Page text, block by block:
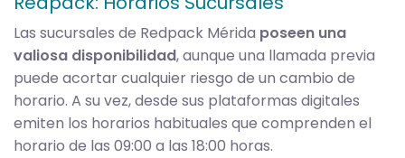
Las sucursales de Redpack Mérida poseen una
valiosa disponibilidad, aunque una llamada previa
puede acortar cualquier riesgo de un cambio de
horario. A su vez, desde sus plataformas digitales
emiten los horarios habituales que comprenden el
horario de las 09:00 a las 18:00 horas.